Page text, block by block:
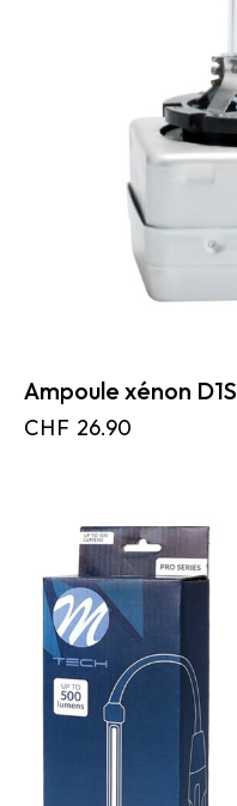
Ampoule xénon D1S
CHF 26.90